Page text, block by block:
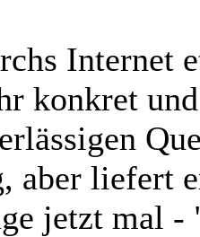
Internet
konkret
aber liefert
jetzt mal